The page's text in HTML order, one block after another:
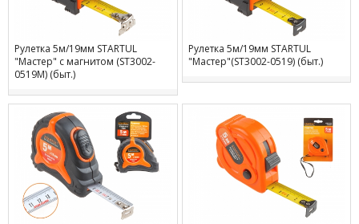
Рулетка 5м/19мм STARTUL
"Мастер" с магнитом (ST3002-
0519М) (быт.)
Рулетка 5м/19мм STARTUL
"Мастер"(ST3002-0519) (быт.)